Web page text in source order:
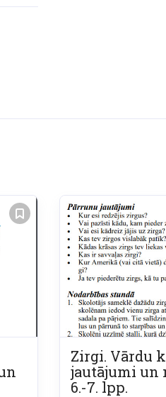
Zirgi. Vārdu
jautājumi un
6.-7. lpp.